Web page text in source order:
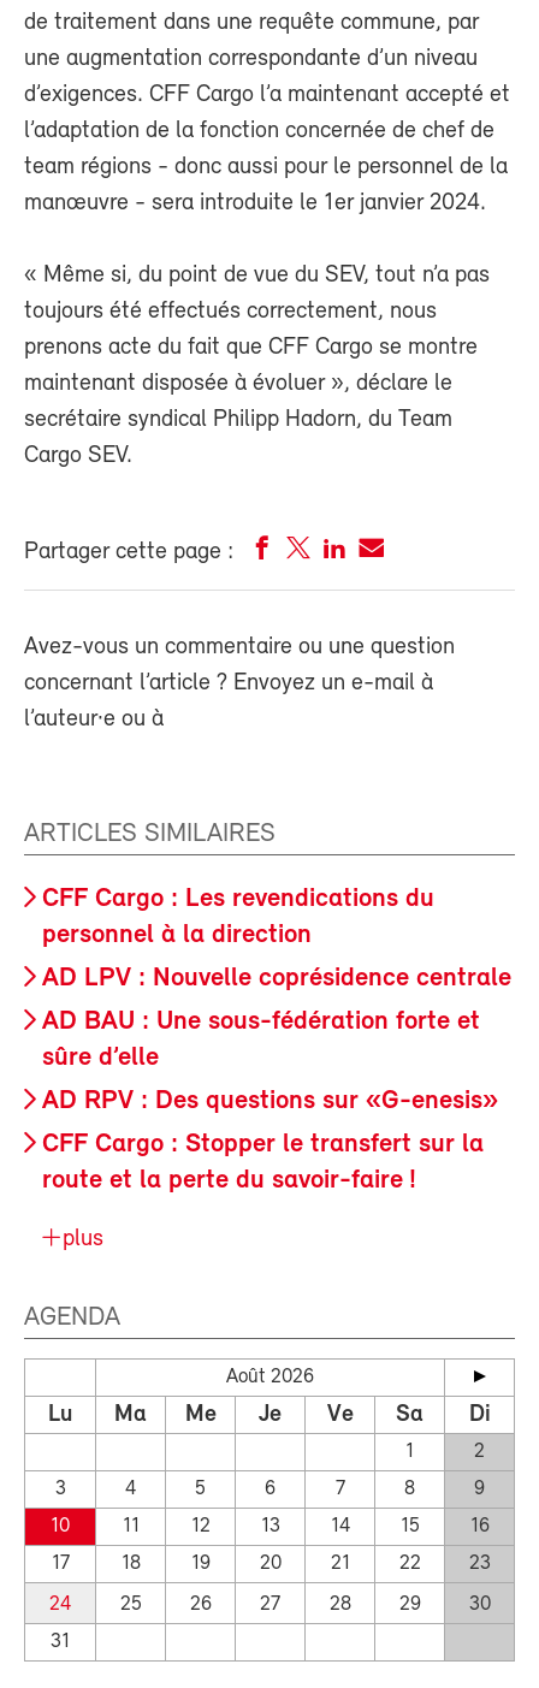
de traitement dans une requête commune, par
une augmentation correspondante d’un niveau
d’exigences. CFF Cargo l’a maintenant accepté et
l’adaptation de la fonction concernée de chef de
team régions - donc aussi pour le personnel de la
manœuvre - sera introduite le 1er janvier 2024.
« Même si, du point de vue du SEV, tout n’a pas
toujours été effectués correctement, nous
prenons acte du fait que CFF Cargo se montre
maintenant disposée à évoluer », déclare le
secrétaire syndical Philipp Hadorn, du Team
Cargo SEV.
Partager cette page :
Avez-vous un commentaire ou une question
concernant l’article ? Envoyez un e-mail à
l’auteur·e ou à
ARTICLES SIMILAIRES
CFF Cargo : Les revendications du
personnel à la direction
AD LPV : Nouvelle coprésidence centrale
AD BAU : Une sous-fédération forte et
sûre d’elle
AD RPV : Des questions sur «G-enesis»
CFF Cargo : Stopper le transfert sur la
route et la perte du savoir-faire !
plus
AGENDA
Août 2026
Lu Ma Me Je Ve Sa Di
1
2
3
4 5 6 7 8
9
10
11 12 13 14 15
16
17
18 19 20 21 22
23
24
25 26 27 28 29
30
31